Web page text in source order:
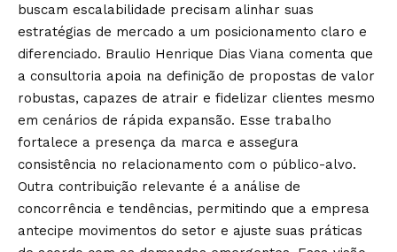
buscam escalabilidade precisam alinhar suas
estratégias de mercado a um posicionamento claro e
diferenciado. Braulio Henrique Dias Viana comenta que
a consultoria apoia na definição de propostas de valor
robustas, capazes de atrair e fidelizar clientes mesmo
em cenários de rápida expansão. Esse trabalho
fortalece a presença da marca e assegura
consistência no relacionamento com o público-alvo.
Outra contribuição relevante é a análise de
concorrência e tendências, permitindo que a empresa
antecipe movimentos do setor e ajuste suas práticas